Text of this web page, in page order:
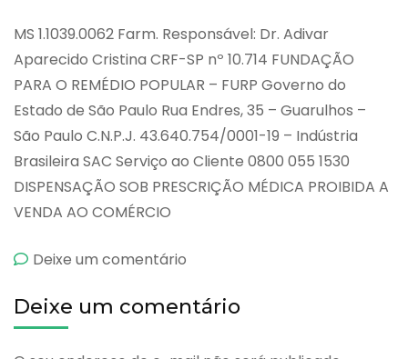
MS 1.1039.0062 Farm. Responsável: Dr. Adivar
Aparecido Cristina CRF-SP nº 10.714 FUNDAÇÃO
PARA O REMÉDIO POPULAR – FURP Governo do
Estado de São Paulo Rua Endres, 35 – Guarulhos –
São Paulo C.N.P.J. 43.640.754/0001-19 – Indústria
Brasileira SAC Serviço ao Cliente 0800 055 1530
DISPENSAÇÃO SOB PRESCRIÇÃO MÉDICA PROIBIDA A
VENDA AO COMÉRCIO
Deixe um comentário
Deixe um comentário